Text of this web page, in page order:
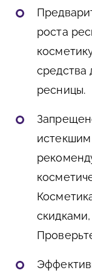
роста
средства
ресницы.